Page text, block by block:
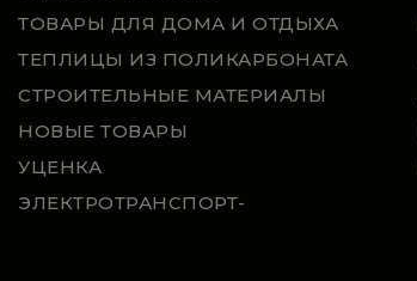
ТОВАРЫ ДЛЯ ДОМА И ОТДЫХА
ТЕПЛИЦЫ ИЗ ПОЛИКАРБОНАТА
СТРОИТЕЛЬНЫЕ МАТЕРИАЛЫ
НОВЫЕ ТОВАРЫ
УЦЕНКА
ЭЛЕКТРОТРАНСПОРТ-